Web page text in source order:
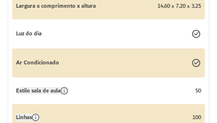
Largura x comprimento x altura 14,60 x 7,20 x 3,25
Luz do dia
Ar Condicionado
Estilo sala de aula 50
Linhas 100